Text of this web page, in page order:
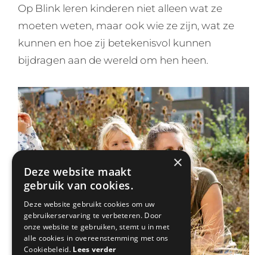
Op Blink leren kinderen niet alleen wat ze
moeten weten, maar ook wie ze zijn, wat ze
kunnen en hoe zij betekenisvol kunnen
bijdragen aan de wereld om hen heen.
×
Deze website maakt
gebruik van cookies.
Deze website gebruikt cookies om uw
gebruikerservaring te verbeteren. Door
onze website te gebruiken, stemt u in met
alle cookies in overeenstemming met ons
Cookiebeleid. Lees verder